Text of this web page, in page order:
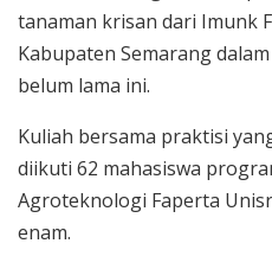
tanaman krisan dari Imunk
Kabupaten Semarang
belum lama ini.
Kuliah bersama praktisi
diikuti 62 mahasiswa
Agroteknologi Faperta
enam.